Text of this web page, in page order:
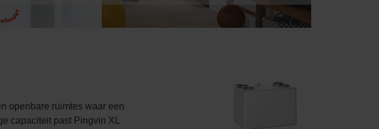
openbare ruimtes waar een
capaciteit past Pingvin XL